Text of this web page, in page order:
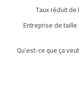
Taux réduit de
Entreprise de
Qu’est-ce que ça